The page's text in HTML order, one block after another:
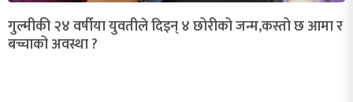
गुल्मीकी २४ वर्षीया युवतीले दिइन् ४ छोरीको जन्म,कस्तो छ आमा र
बच्चाको अवस्था ?